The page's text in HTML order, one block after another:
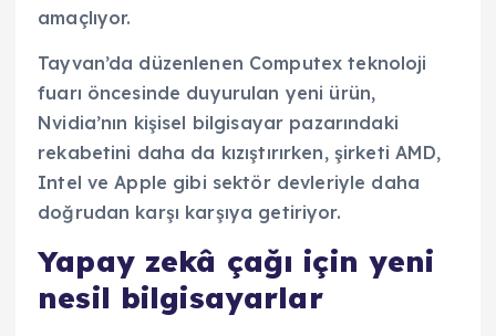
amaçlıyor.
Tayvan’da düzenlenen Computex teknoloji
fuarı öncesinde duyurulan yeni ürün,
Nvidia’nın kişisel bilgisayar pazarındaki
rekabetini daha da kızıştırırken, şirketi AMD,
Intel ve Apple gibi sektör devleriyle daha
doğrudan karşı karşıya getiriyor.
Yapay zekâ çağı için yeni
nesil bilgisayarlar